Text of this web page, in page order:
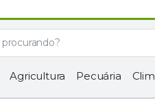
Agricultura Pecuária